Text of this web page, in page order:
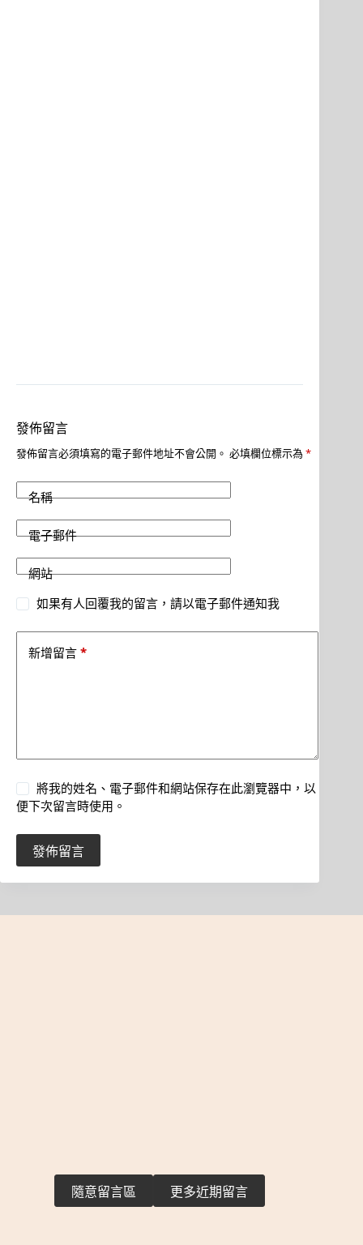
發佈留言
發佈留言必須填寫的電子郵件地址不會公開。 必填欄位標示為 *
名稱
電子郵件
網站
如果有人回覆我的留言，請以電子郵件通知我
新增留言 *
將我的姓名、電子郵件和網站保存在此瀏覽器中，以
便下次留言時使用。
發佈留言
隨意留言區 更多近期留言